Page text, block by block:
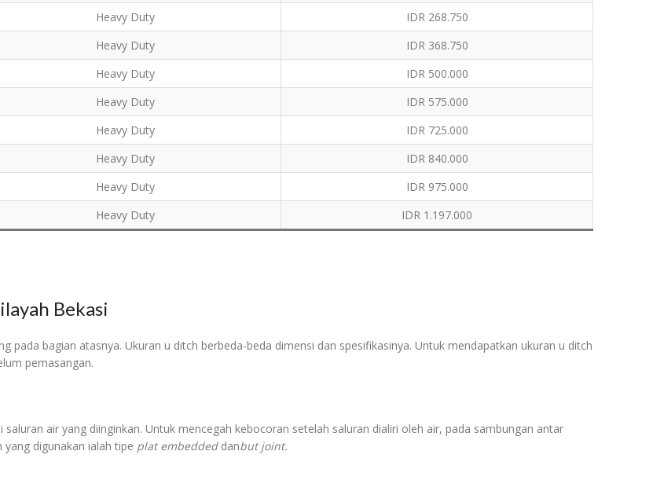
Heavy Duty
IDR 268.750
Heavy Duty
IDR 368.750
Heavy Duty
IDR 500.000
Heavy Duty
IDR 575.000
Heavy Duty
IDR 725.000
Heavy Duty
IDR 840.000
Heavy Duty
IDR 975.000
Heavy Duty IDR 1.197.000
Bekasi
pada bagian atasnya. Ukuran u ditch berbeda-beda dimensi dan spesifikasinya. Untuk mendapatkan ukuran u ditch
pemasangan.
air yang diinginkan. Untuk mencegah kebocoran setelah saluran dialiri oleh air, pada sambungan antar
digunakan ialah tipe plat embedded danbut joint.